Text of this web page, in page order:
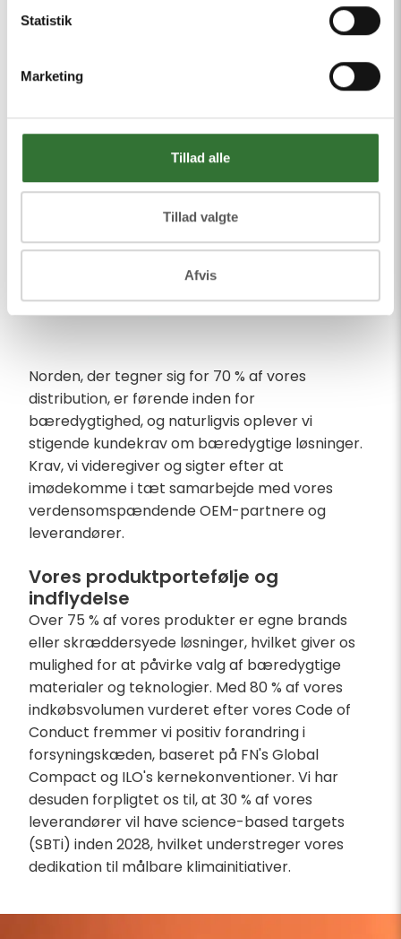
Statistik
Marketing
Tillad alle
Tillad valgte
Afvis
Norden, der tegner sig for 70 % af vores
distribution, er førende inden for
bæredygtighed, og naturligvis oplever vi
stigende kundekrav om bæredygtige løsninger.
Krav, vi videregiver og sigter efter at
imødekomme i tæt samarbejde med vores
verdensomspændende OEM-partnere og
leverandører.
Vores produktportefølje og
indflydelse
Over 75 % af vores produkter er egne brands
eller skræddersyede løsninger, hvilket giver os
mulighed for at påvirke valg af bæredygtige
materialer og teknologier. Med 80 % af vores
indkøbsvolumen vurderet efter vores Code of
Conduct fremmer vi positiv forandring i
forsyningskæden, baseret på FN's Global
Compact og ILO's kernekonventioner. Vi har
desuden forpligtet os til, at 30 % af vores
leverandører vil have science-based targets
(SBTi) inden 2028, hvilket understreger vores
dedikation til målbare klimainitiativer.